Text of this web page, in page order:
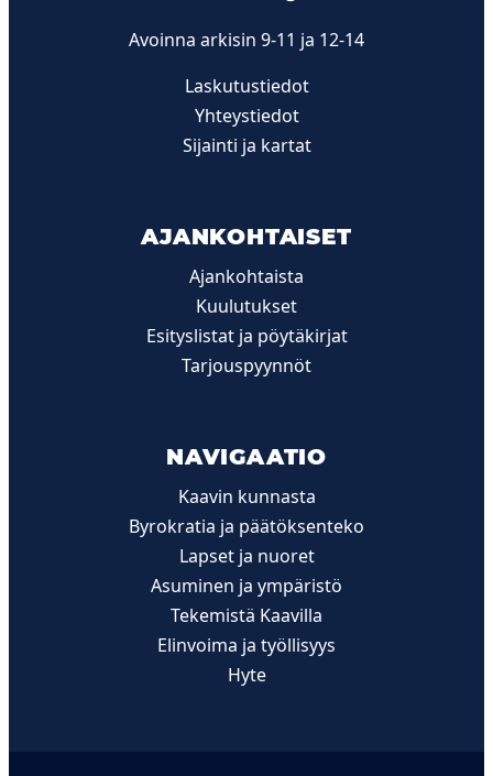
Avoinna arkisin 9-11 ja 12-14
Laskutustiedot
Yhteystiedot
Sijainti ja kartat
AJANKOHTAISET
Ajankohtaista
Kuulutukset
Esityslistat ja pöytäkirjat
Tarjouspyynnöt
NAVIGAATIO
Kaavin kunnasta
Byrokratia ja päätöksenteko
Lapset ja nuoret
Asuminen ja ympäristö
Tekemistä Kaavilla
Elinvoima ja työllisyys
Hyte